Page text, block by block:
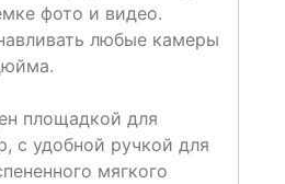
фото и видео.
любые камеры
площадкой для
с удобной ручкой для
мягкого